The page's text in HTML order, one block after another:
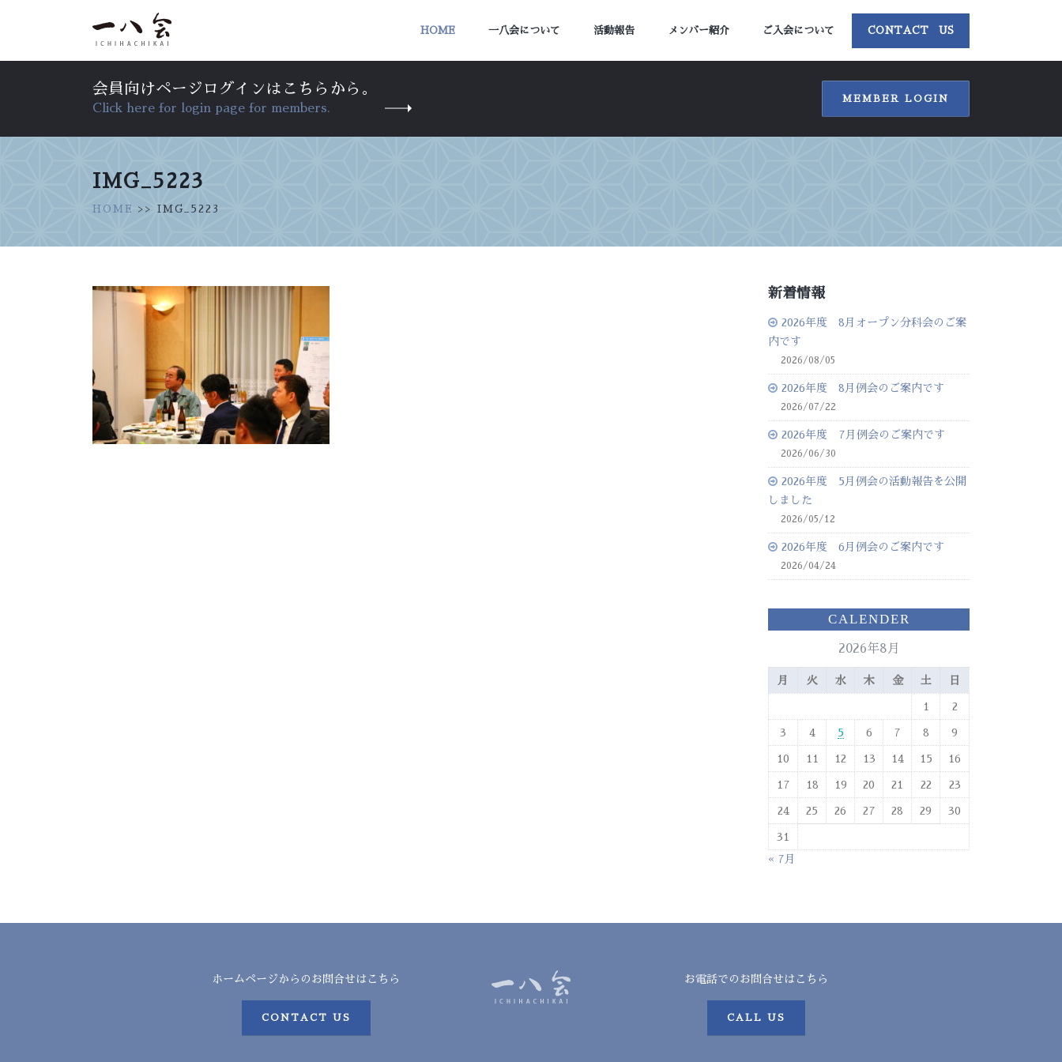
HOME 一八会について 活動報告 メンバー紹介 ご入会について CONTACT US
会員向けページログインはこちらから。
Click here for login page for members.
MEMBER LOGIN
IMG_5223
HOME >> IMG_5223
新着情報
2026年度 8月オープン分科会のご案
内です
2026/08/05
2026年度 8月例会のご案内です
2026/07/22
2026年度 7月例会のご案内です
2026/06/30
2026年度 5月例会の活動報告を公開
しました
2026/05/12
2026年度 6月例会のご案内です
2026/04/24
CALENDER
2026年8月
月 火 水 木 金 土 日
1 2
3 4 5 6 7 8 9
10 11 12 13 14 15 16
17 18 19 20 21 22 23
24 25 26 27 28 29 30
31
« 7月
ホームページからのお問合せはこちら
CONTACT US
お電話でのお問合せはこちら
CALL US